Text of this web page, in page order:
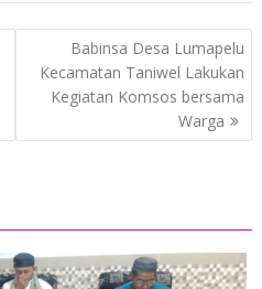
Babinsa Desa Lumapelu
Kecamatan Taniwel Lakukan
Kegiatan Komsos bersama
Warga